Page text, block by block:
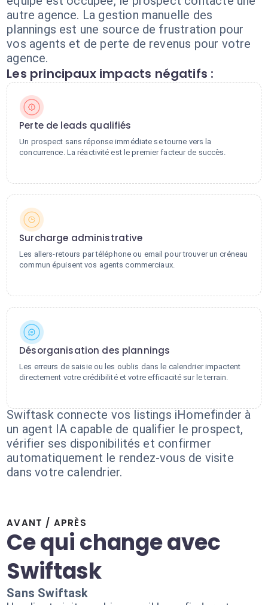
autre agence. La gestion manuelle des
plannings est une source de frustration pour
vos agents et de perte de revenus pour votre
agence.
Les principaux impacts négatifs :
Perte de leads qualifiés
Un prospect sans réponse immédiate se tourne vers la
concurrence. La réactivité est le premier facteur de succès.
Surcharge administrative
Les allers-retours par téléphone ou email pour trouver un créneau
commun épuisent vos agents commerciaux.
Désorganisation des plannings
Les erreurs de saisie ou les oublis dans le calendrier impactent
directement votre crédibilité et votre efficacité sur le terrain.
Swiftask connecte vos listings iHomefinder à
un agent IA capable de qualifier le prospect,
vérifier ses disponibilités et confirmer
automatiquement le rendez-vous de visite
dans votre calendrier.
AVANT / APRÈS
Ce qui change avec
Swiftask
Sans Swiftask